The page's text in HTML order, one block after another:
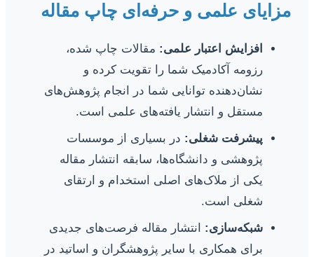
مزایای علمی و حرفه‌ای چاپ مقاله
افزایش اعتبار علمی: مقالات چاپ شده،
رزومه آکادمیک شما را تقویت کرده و
نشان‌دهنده توانایی شما در انجام پژوهش‌های
مستقل و انتشار یافته‌های علمی است.
پیشرفت شغلی: در بسیاری از موسسات
پژوهشی و دانشگاه‌ها، سابقه انتشار مقاله
یکی از ملاک‌های اصلی استخدام و ارتقای
شغلی است.
شبکه‌سازی: انتشار مقاله فرصت‌های جدیدی
برای همکاری با سایر پژوهشگران و اساتید در